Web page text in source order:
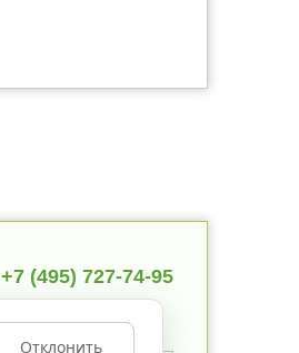
+7 (495) 727-74-95
Отклонить